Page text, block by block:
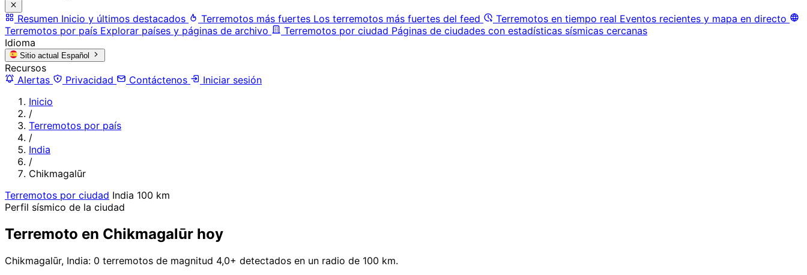
Resumen Inicio y últimos destacados Terremotos más fuertes Los terremotos más fuertes del feed Terremotos en tiempo real Eventos recientes y mapa en directo
Terremotos por país Explorar países y páginas de archivo Terremotos por ciudad Páginas de ciudades con estadísticas sísmicas cercanas
Idioma
Sitio actual Español
Recursos
Alertas
Privacidad Contáctenos
Iniciar sesión
Inicio
/
Terremotos por país
/
India
/
Chikmagalūr
Terremotos por ciudad India 100 km
Perfil sísmico de la ciudad
Terremoto en Chikmagalūr hoy
Chikmagalūr, India: 0 terremotos de magnitud 4,0+ detectados en un radio de 100 km.